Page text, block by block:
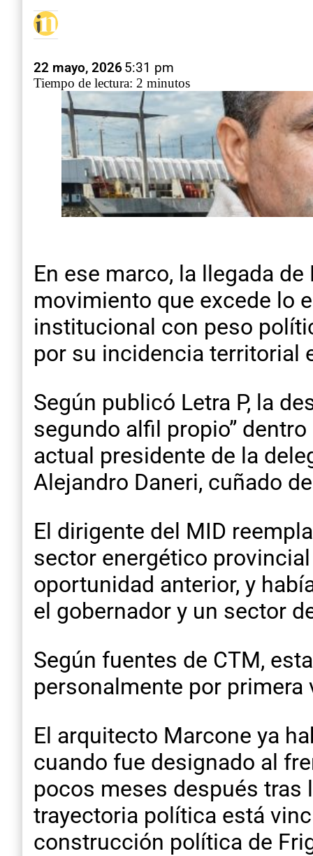
22 mayo, 20265:31 pm
Tiempo de lectura: 2 minutos
En ese marco, la llegada
movimiento que excede lo
institucional con peso
por su incidencia territorial
Según publicó Letra P, la
segundo alfil propio”
actual presidente de la
Alejandro Daneri, cuñado
El dirigente del MID
sector energético provincial
oportunidad anterior, y
el gobernador y un sector
Según fuentes de CTM,
personalmente por primera
El arquitecto Marcone ya
cuando fue designado al
pocos meses después tras
trayectoria política está
construcción política de